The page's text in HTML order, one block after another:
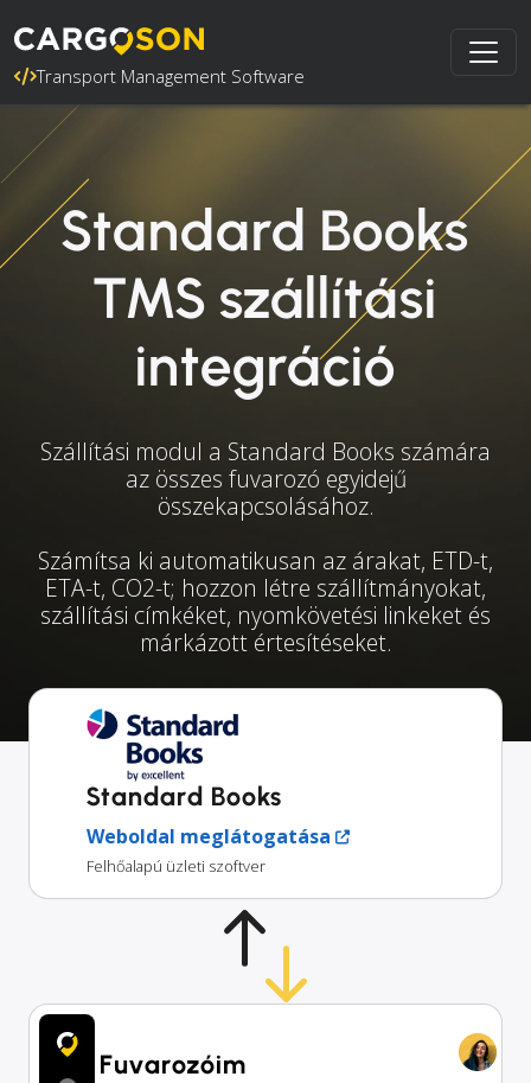
Transport Management Software
Standard Books
TMS szállítási
integráció
Szállítási modul a Standard Books számára
az összes fuvarozó egyidejű
összekapcsolásához.
Számítsa ki automatikusan az árakat, ETD-t,
ETA-t, CO2-t; hozzon létre szállítmányokat,
szállítási címkéket, nyomkövetési linkeket és
márkázott értesítéseket.
Standard Books
Weboldal meglátogatása
Felhőalapú üzleti szoftver
Fuvarozóim